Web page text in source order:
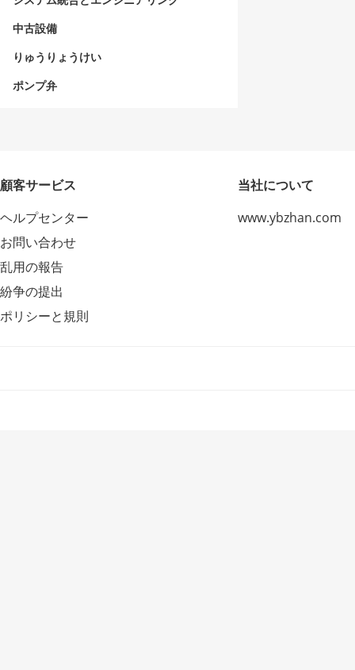
中古設備
りゅうりょうけい
ポンプ弁
顧客サービス
ヘルプセンター
お問い合わせ
乱用の報告
紛争の提出
ポリシーと規則
当社について
www.ybzhan.com